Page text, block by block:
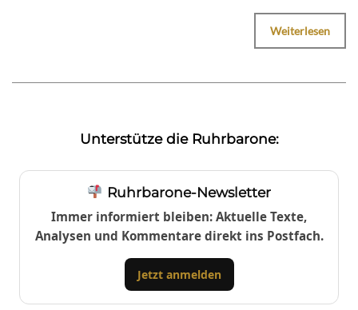
Weiterlesen
Unterstütze die Ruhrbarone:
Ruhrbarone-Newsletter
Immer informiert bleiben: Aktuelle Texte,
Analysen und Kommentare direkt ins Postfach.
Jetzt anmelden